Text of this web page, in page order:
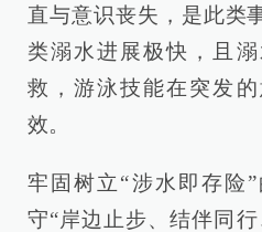
直与意识丧失，是此类
类溺水进展极快，且
救，游泳技能在突发
效。
牢固树立“涉水即存险
守“岸边止步、结伴同